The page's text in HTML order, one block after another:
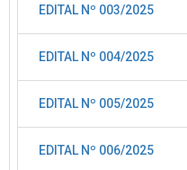
EDITAL Nº 003/2025
EDITAL Nº 004/2025
EDITAL Nº 005/2025
EDITAL Nº 006/2025